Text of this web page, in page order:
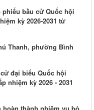
bầu cử Quốc hội
kỳ 2026-2031 từ
Thanh, phường Bình
đại biểu Quốc hội
nhiệm kỳ 2026 - 2031